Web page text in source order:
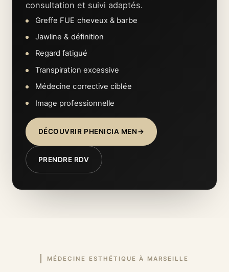
consultation et suivi adaptés.
Greffe FUE cheveux & barbe
Jawline & définition
Regard fatigué
Transpiration excessive
Médecine corrective ciblée
Image professionnelle
DÉCOUVRIR PHENICIA MEN
PRENDRE RDV
MÉDECINE ESTHÉTIQUE À MARSEILLE